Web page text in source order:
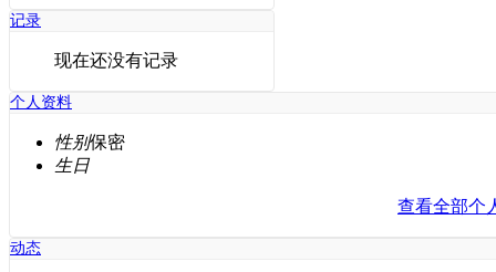
记录
现在还没有记录
个人资料
性别保密
生日
查看全部个
动态